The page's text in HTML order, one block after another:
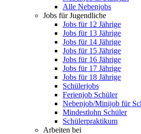
Alle Nebenjobs
Jobs für Jugendliche
Jobs für 12 Jährige
Jobs für 13 Jährige
Jobs für 14 Jährige
Jobs für 15 Jährige
Jobs für 16 Jährige
Jobs für 17 Jährige
Jobs für 18 Jährige
Schülerjobs
Ferienjob Schüler
Nebenjob/Minijob für
Mindestlohn Schüler
Schülerpraktikum
Arbeiten bei